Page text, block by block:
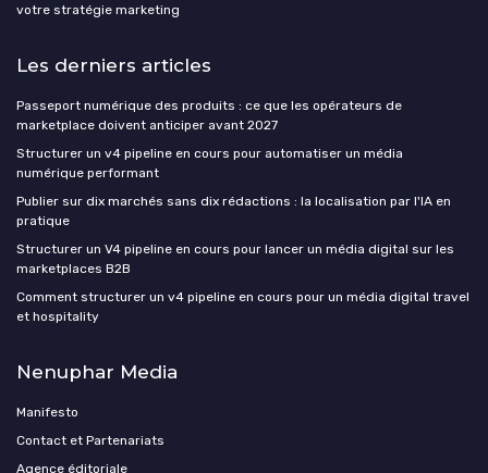
votre stratégie marketing
Les derniers articles
Passeport numérique des produits : ce que les opérateurs de
marketplace doivent anticiper avant 2027
Structurer un v4 pipeline en cours pour automatiser un média
numérique performant
Publier sur dix marchés sans dix rédactions : la localisation par l'IA en
pratique
Structurer un V4 pipeline en cours pour lancer un média digital sur les
marketplaces B2B
Comment structurer un v4 pipeline en cours pour un média digital travel
et hospitality
Nenuphar Media
Manifesto
Contact et Partenariats
Agence éditoriale